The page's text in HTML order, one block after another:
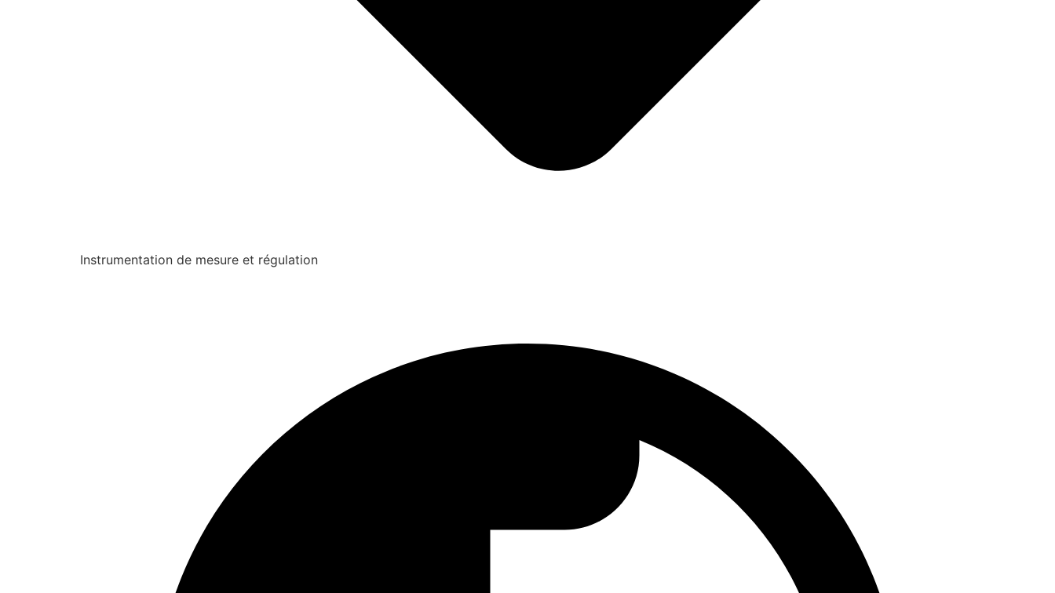
Instrumentation de mesure et régulation